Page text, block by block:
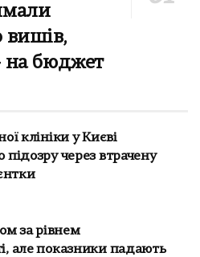
вишів,
на бюджет
клініки у Києві
через втрачену
за рівнем
але показники падають